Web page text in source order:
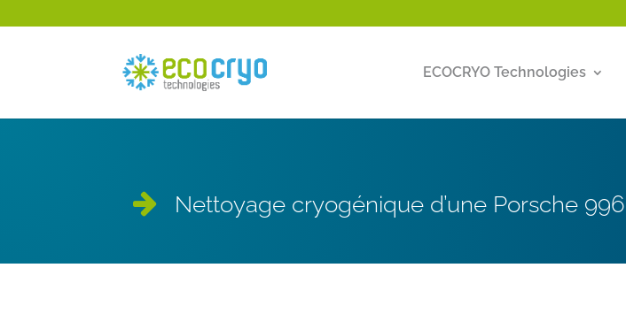
ECOCRYO Technologies
Nettoyage cryogénique d’une Porsche 996